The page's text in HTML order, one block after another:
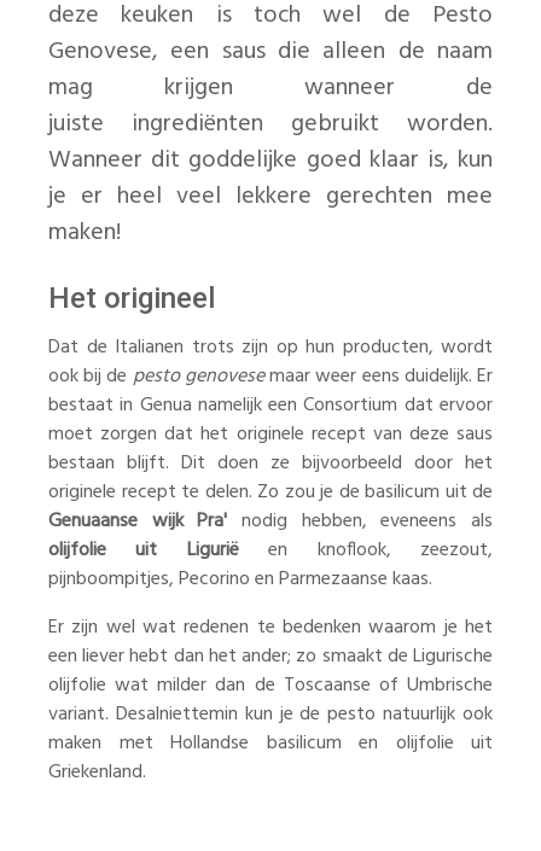
deze keuken is toch wel de Pesto
Genovese, een saus die alleen de naam
mag krijgen wanneer de
juiste ingrediënten gebruikt worden.
Wanneer dit goddelijke goed klaar is, kun
je er heel veel lekkere gerechten mee
maken!
Het origineel
Dat de Italianen trots zijn op hun producten, wordt
ook bij de pesto genovesemaar weer eens duidelijk. Er
bestaat in Genua namelijk een Consortium dat ervoor
moet zorgen dat het originele recept van deze saus
bestaan blijft. Dit doen ze bijvoorbeeld door het
originele recept te delen. Zo zou je de basilicum uit de
Genuaanse wijk Pra' nodig hebben, eveneens als
olijfolie uit Liguriëen knoflook, zeezout,
pijnboompitjes, Pecorino en Parmezaanse kaas.
Er zijn wel wat redenen te bedenken waarom je het
een liever hebt dan het ander; zo smaakt de Ligurische
olijfolie wat milder dan de Toscaanse of Umbrische
variant. Desalniettemin kun je de pesto natuurlijk ook
maken met Hollandse basilicum en olijfolie uit
Griekenland.